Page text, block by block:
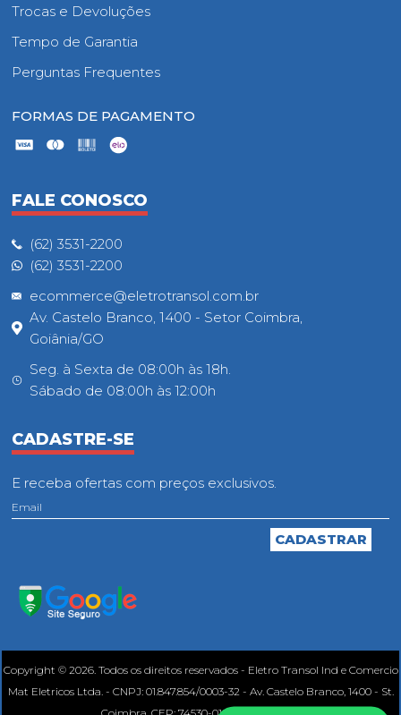
Trocas e Devoluções
Tempo de Garantia
Perguntas Frequentes
FORMAS DE PAGAMENTO
FALE CONOSCO
(62) 3531-2200
(62) 3531-2200
ecommerce@eletrotransol.com.br
Av. Castelo Branco, 1400 - Setor Coimbra,
Goiânia/GO
Seg. à Sexta de 08:00h às 18h.
Sábado de 08:00h às 12:00h
CADASTRE-SE
E receba ofertas com preços exclusivos.
Copyright © 2026. Todos os direitos reservados - Eletro Transol Ind e Comercio
Mat Eletricos Ltda. - CNPJ: 01.847.854/0003-32 - Av. Castelo Branco, 1400 - St.